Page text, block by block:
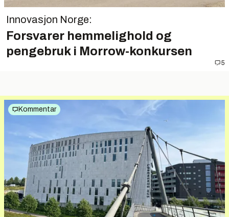
Innovasjon Norge:
Forsvarer hemmelighold og
pengebruk i Morrow-konkursen
5
Kommentar